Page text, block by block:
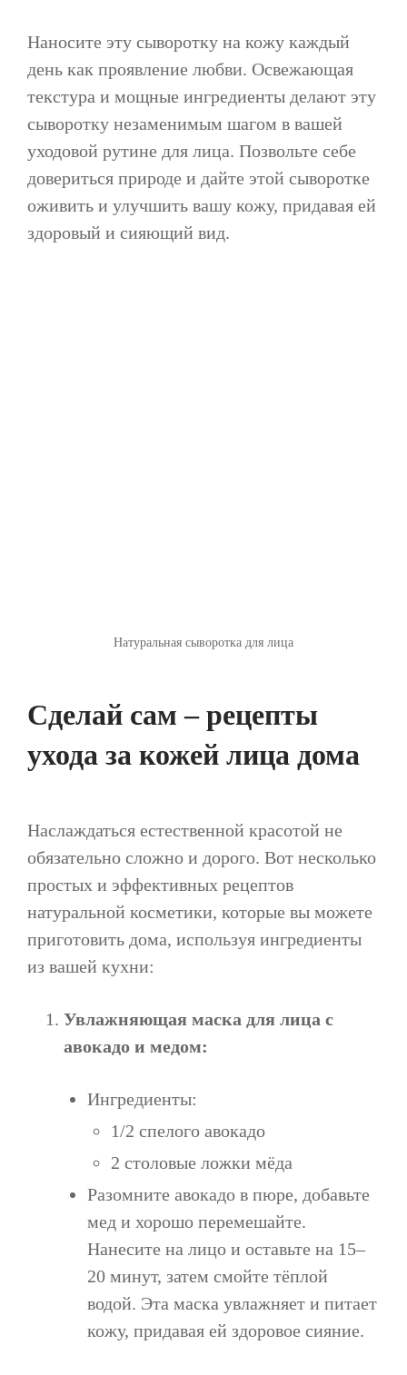
Наносите эту сыворотку на кожу каждый
день как проявление любви. Освежающая
текстура и мощные ингредиенты делают эту
сыворотку незаменимым шагом в вашей
уходовой рутине для лица. Позвольте себе
довериться природе и дайте этой сыворотке
оживить и улучшить вашу кожу, придавая ей
здоровый и сияющий вид.
Натуральная сыворотка для лица
Сделай сам – рецепты
ухода за кожей лица дома
Наслаждаться естественной красотой не
обязательно сложно и дорого. Вот несколько
простых и эффективных рецептов
натуральной косметики, которые вы можете
приготовить дома, используя ингредиенты
из вашей кухни:
Увлажняющая маска для лица с
авокадо и медом:
Ингредиенты:
1/2 спелого авокадо
2 столовые ложки мёда
Разомните авокадо в пюре, добавьте
мед и хорошо перемешайте.
Нанесите на лицо и оставьте на 15–
20 минут, затем смойте тёплой
водой. Эта маска увлажняет и питает
кожу, придавая ей здоровое сияние.